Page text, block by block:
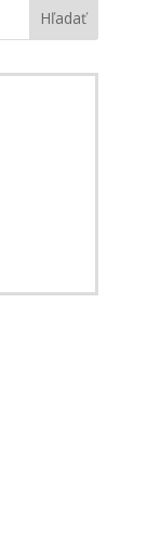
Hľadať